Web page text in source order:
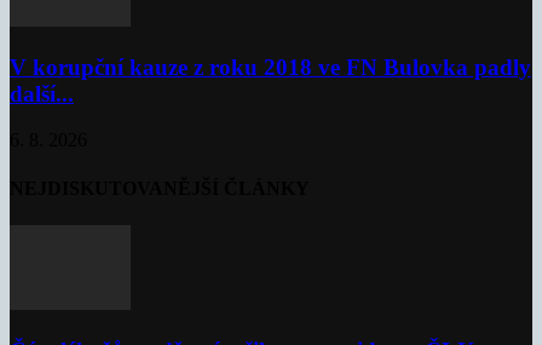
V korupční kauze z roku 2018 ve FN Bulovka padly
další...